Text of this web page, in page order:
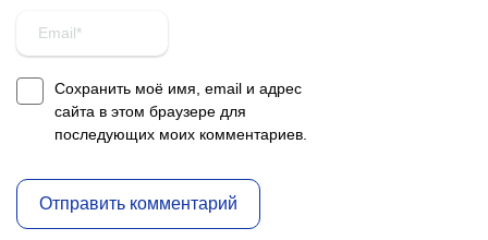
Сохранить моё имя, email и адрес
сайта в этом браузере для
последующих моих комментариев.